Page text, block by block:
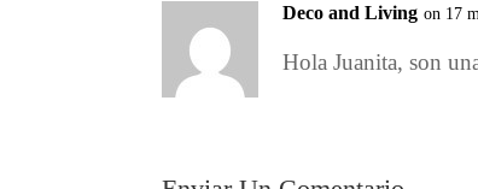
Deco and Living on 17
Hola Juanita, son